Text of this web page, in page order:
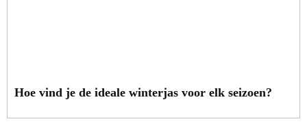
Hoe vind je de ideale winterjas voor elk seizoen?